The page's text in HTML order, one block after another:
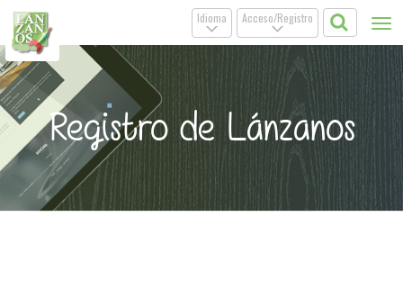
Acceso/Registro
.
Idioma
.
Registro de Lánzanos